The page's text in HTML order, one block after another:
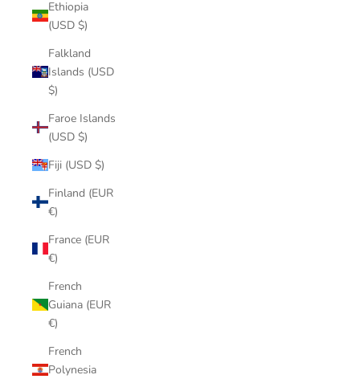
Ethiopia
(USD $)
Falkland
Islands (USD
$)
Faroe Islands
(USD $)
Fiji (USD $)
Finland (EUR
€)
France (EUR
€)
French
Guiana (EUR
€)
French
Polynesia